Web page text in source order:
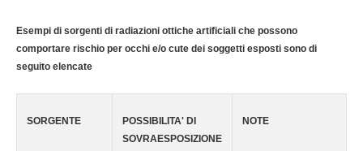
Esempi di sorgenti di radiazioni ottiche artificiali che possono
comportare rischio per occhi e/o cute dei soggetti esposti sono di
seguito elencate
SORGENTE
POSSIBILITA' DI
SOVRAESPOSIZIONE
NOTE